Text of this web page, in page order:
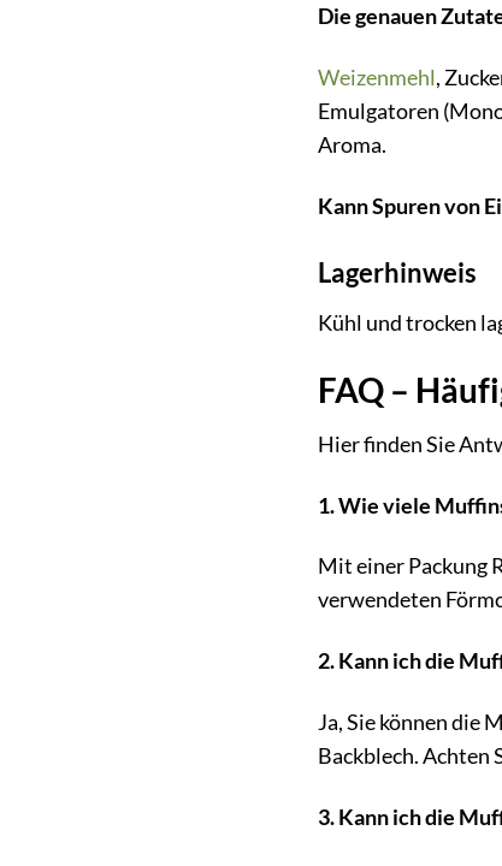
Die genauen
Weizenmehl,
Emulgatoren
Aroma.
Kann Spuren von
Lagerhinweis
Kühl und trocken
FAQ –
Hier finden Sie
1. Wie viele
Mit einer Packung
verwendeten
2. Kann ich die
Ja, Sie können die
Backblech. Achten
3. Kann ich die